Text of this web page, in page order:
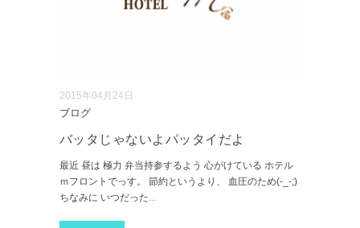
2015年04月24日
ブログ
バッタじゃないよパッタイだよ
最近 昼は 極力 弁当持参するよう 心がけている ホテル
ｍフロントでっす。 節約というより、 血圧のため(-_-;)
ちなみに いつだった...